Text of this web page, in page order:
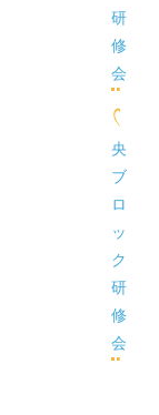
研
修
会
央
ブ
ロ
ッ
ク
研
修
会